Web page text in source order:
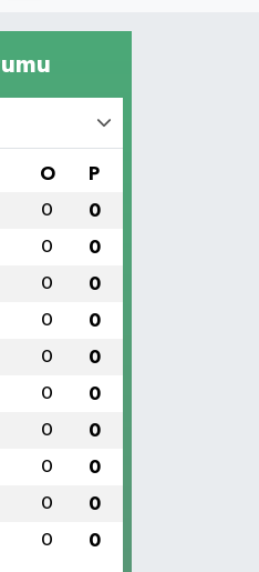
O P
0 0
0 0
0 0
0 0
0 0
0 0
0 0
0 0
0 0
0 0